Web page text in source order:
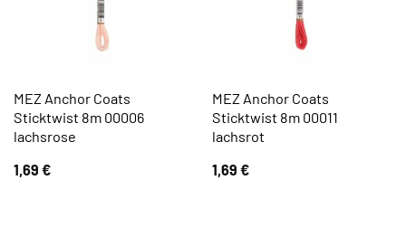
MEZ Anchor Coats
Sticktwist 8m 00006
lachsrose
1,69 €
MEZ Anchor Coats
Sticktwist 8m 00011
lachsrot
1,69 €